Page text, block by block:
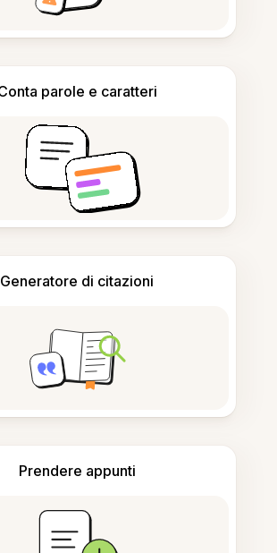
parole e caratteri
Generatore di citazioni
Prendere appunti